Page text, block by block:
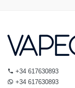
+34 617630893
+34 617630893